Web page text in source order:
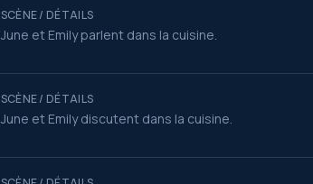
SCÈNE / DÉTAILS
June et Emily parlent dans la cuisine.
SCÈNE / DÉTAILS
June et Emily discutent dans la cuisine.